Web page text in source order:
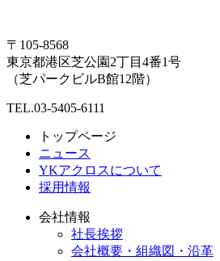
〒105-8568
東京都港区芝公園2丁目4番1号
（芝パークビルB館12階）
TEL.03-5405-6111
トップページ
ニュース
YKアクロスについて
採用情報
会社情報
社長挨拶
会社概要・組織図・沿革